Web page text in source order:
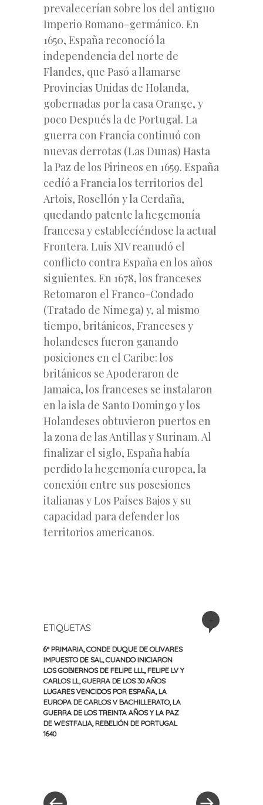
prevalecerían sobre los del antiguo
Imperio Romano-germánico. En
1650, España reconocíó la
independencia del norte de
Flandes, que Pasó a llamarse
Provincias Unidas de Holanda,
gobernadas por la casa Orange, y
poco Después la de Portugal. La
guerra con Francia continuó con
nuevas derrotas (Las Dunas) Hasta
la Paz de los Pirineos en 1659. España
cedíó a Francia los territorios del
Artois, Rosellón y la Cerdaña,
quedando patente la hegemonía
francesa y establecíéndose la actual
Frontera. Luis XIV reanudó el
conflicto contra España en los años
siguientes. En 1678, los franceses
Retomaron el Franco-Condado
(Tratado de Nimega) y, al mismo
tiempo, británicos, Franceses y
holandeses fueron ganando
posiciones en el Caribe: los
británicos se Apoderaron de
Jamaica, los franceses se instalaron
en la isla de Santo Domingo y los
Holandeses obtuvieron puertos en
la zona de las Antillas y Surinam. Al
finalizar el siglo, España había
perdido la hegemonía europea, la
conexión entre sus posesiones
italianas y Los Países Bajos y su
capacidad para defender los
territorios americanos.
ETIQUETAS
6º PRIMARIA ,CONDE DUQUE DE OLIVARES
IMPUESTO DE SAL ,CUANDO INICIARON
LOS GOBIERNOS DE FELIPE LLL FELIPE LV Y
CARLOS LL ,GUERRA DE LOS 30 AÑOS
LUGARES VENCIDOS POR ESPAÑA LA
EUROPA DE CARLOS V BACHILLERATO, LA
GUERRA DE LOS TREINTA AÑOS Y LA PAZ
DE WESTFALIA REBELIÓN DE PORTUGAL
1640
entradas